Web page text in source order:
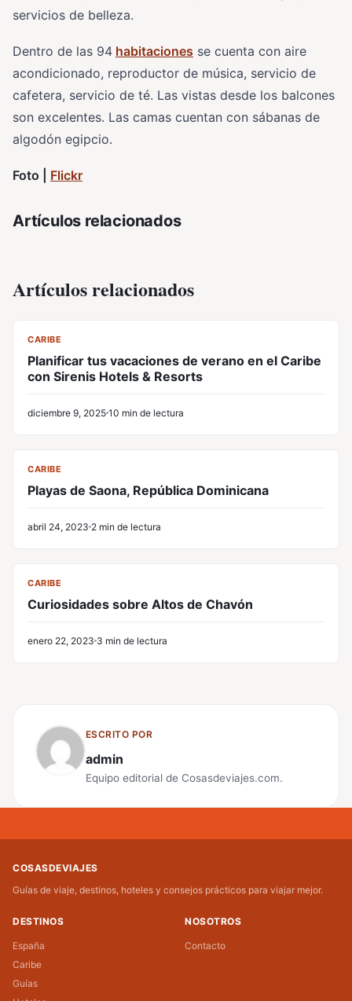
servicios de belleza.
Dentro de las 94 habitaciones se cuenta con aire
acondicionado, reproductor de música, servicio de
cafetera, servicio de té. Las vistas desde los balcones
son excelentes. Las camas cuentan con sábanas de
algodón egipcio.
Foto | Flickr
Artículos relacionados
Artículos relacionados
CARIBE
Planificar tus vacaciones de verano en el Caribe
con Sirenis Hotels & Resorts
diciembre 9, 2025 10 min de lectura
CARIBE
Playas de Saona, República Dominicana
abril 24, 2023 2 min de lectura
CARIBE
Curiosidades sobre Altos de Chavón
enero 22, 2023 3 min de lectura
ESCRITO POR
admin
Equipo editorial de Cosasdeviajes.com.
COSASDEVIAJES
Guías de viaje, destinos, hoteles y consejos prácticos para viajar mejor.
DESTINOS
España
Caribe
Guías
NOSOTROS
Contacto